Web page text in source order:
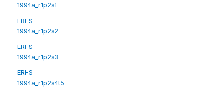
1994a_r1p2s1
ERHS
1994a_r1p2s2
ERHS
1994a_r1p2s3
ERHS
1994a_r1p2s4t5